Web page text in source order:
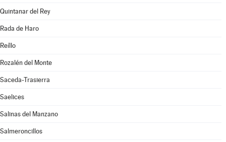
Quintanar del Rey
Rada de Haro
Reíllo
Rozalén del Monte
Saceda-Trasierra
Saelices
Salinas del Manzano
Salmeroncillos